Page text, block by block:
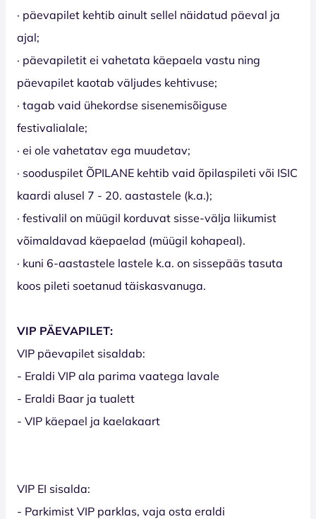
· päevapilet kehtib ainult sellel näidatud päeval ja
ajal;
· päevapiletit ei vahetata käepaela vastu ning
päevapilet kaotab väljudes kehtivuse;
· tagab vaid ühekordse sisenemisõiguse
festivalialale;
· ei ole vahetatav ega muudetav;
· sooduspilet ÕPILANE kehtib vaid õpilaspileti või ISIC
kaardi alusel 7 - 20. aastastele (k.a.);
· festivalil on müügil korduvat sisse-välja liikumist
võimaldavad käepaelad (müügil kohapeal).
· kuni 6-aastastele lastele k.a. on sissepääs tasuta
koos pileti soetanud täiskasvanuga.
VIP PÄEVAPILET:
VIP päevapilet sisaldab:
- Eraldi VIP ala parima vaatega lavale
- Eraldi Baar ja tualett
- VIP käepael ja kaelakaart
VIP EI sisalda:
- Parkimist VIP parklas, vaja osta eraldi